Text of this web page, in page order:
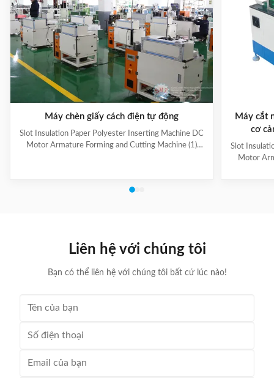
Máy chèn giấy cách điện tự động
Slot Insulation Paper Polyester Inserting Machine DC
Motor Armature Forming and Cutting Machine (1)
Folding width 2~5mm, adjustable Cutting speed
Máy cắt
cơ
Slot
Motor
Liên hệ với chúng tôi
Bạn có thể liên hệ với chúng tôi bất cứ lúc nào!